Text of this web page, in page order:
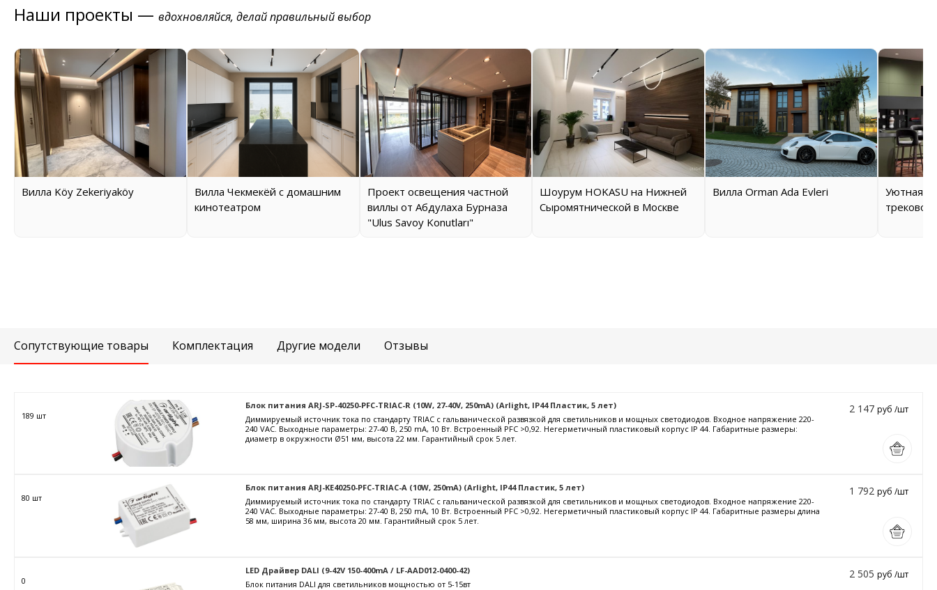
Наши проекты — вдохновляйся, делай правильный выбор
Вилла Köy Zekeriyaköy
Вилла Чекмекёй с домашним
кинотеатром
Проект освещения частной
виллы от Абдулаха Бурназа
"Ulus Savoy Konutları"
Шоурум HOKASU на Нижней
Сыромятнической в Москве
Вилла Orman Ada Evleri
Уютная
трековой
Сопутствующие товары Комплектация Другие модели Отзывы
189 шт
Блок питания ARJ-SP-40250-PFC-TRIAC-R (10W, 27-40V, 250mA) (Arlight, IP44 Пластик, 5 лет)
Диммируемый источник тока по стандарту TRIAC с гальванической развязкой для светильников и мощных светодиодов. Входное напряжение 220-
240 VAC. Выходные параметры: 27-40 В, 250 mА, 10 Вт. Встроенный PFC >0,92. Негерметичный пластиковый корпус IP 44. Габаритные размеры:
диаметр в окружности Ø51 мм, высота 22 мм. Гарантийный срок 5 лет.
2 147 руб /шт
80 шт
Блок питания ARJ-KE40250-PFC-TRIAC-A (10W, 250mA) (Arlight, IP44 Пластик, 5 лет)
Диммируемый источник тока по стандарту TRIAC с гальванической развязкой для светильников и мощных светодиодов. Входное напряжение 220-
240 VAC. Выходные параметры: 27-40 В, 250 mА, 10 Вт. Встроенный PFC >0,92. Негерметичный пластиковый корпус IP 44. Габаритные размеры длина
58 мм, ширина 36 мм, высота 20 мм. Гарантийный срок 5 лет.
1 792 руб /шт
0
LED Драйвер DALI (9-42V 150-400mA / LF-AAD012-0400-42)
Блок питания DALI для светильников мощностью от 5-15вт
2 505 руб /шт